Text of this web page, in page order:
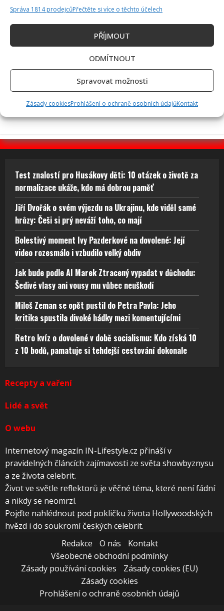
Správa 1814 prodejcůPřečtěte si více o těchto účelech
PŘÍJMOUT
ODMÍTNOUT
Spravovat možnosti
Zásady cookiesProhlášení o ochraně osobních údajůKontakt
Miloš Zeman se opět pustil do Petra Pavla: Jeho kritika
spustila divoké hádky mezi komentujícími
Test znalostí pro Husákovy děti: 10 otázek o životě za
normalizace ukáže, kdo má dobrou paměť
Jiří Dvořák o svém výjezdu na Ukrajinu, kde viděl samé
hrůzy: Češi si prý neváží toho, co mají
Bolestivý moment Ivy Pazderkové na dovolené: Její
video rozesmálo i vzbudilo velký obdiv
Jak bude podle AI Marek Ztracený vypadat v důchodu:
Šedivé vlasy ani vousy mu vůbec neuškodí
Miloš Zeman se opět pustil do Petra Pavla: Jeho
kritika spustila divoké hádky mezi komentujícími
Retro kvíz o dovolené v době socialismu: Kdo získá 10
z 10 bodů, pamatuje si tehdejší cestování dokonale
Recepty a vaření
Lidé a svět
O webu
Internetový magazín IN-Lifestyle.cz přináší v
pravidelných článcích zajímavosti ze světa showbyznysu
a ze života celebrit.
Život ve světle reflektorů je věčné téma, které není fádní
a nikdy se neomrzí.
Pojďte nahlédnout pod pokličku života Hollywoodských
hvězd i do soukromí českých celebrit.
Redakce
O nás
Kontakt
Všeobecné obchodní podmínky
Zásady používání cookies
Zásady cookies (EU)
Zásady cookies
Prohlášení o ochraně osobních údajů